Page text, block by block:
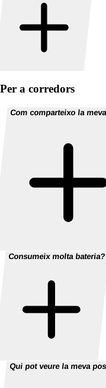
Per a corredors
Com comparteixo la
Consumeix molta bateria?
Qui pot veure la meva